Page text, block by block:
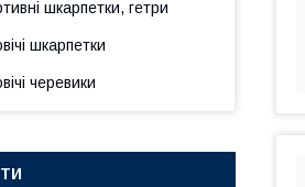
шкарпетки, гетри
шкарпетки
черевики